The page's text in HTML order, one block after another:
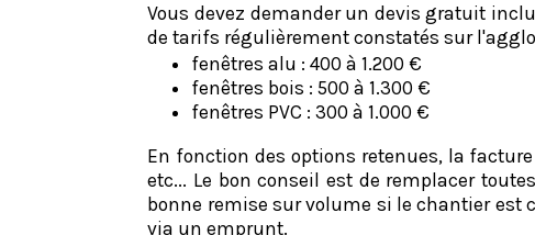
Vous devez demander un devis gratuit
de tarifs régulièrement constatés sur
fenêtres alu : 400 à 1.200 €
fenêtres bois : 500 à 1.300 €
fenêtres PVC : 300 à 1.000 €
En fonction des options retenues, la
etc... Le bon conseil est de remplacer
bonne remise sur volume si le chantier est
via un emprunt.